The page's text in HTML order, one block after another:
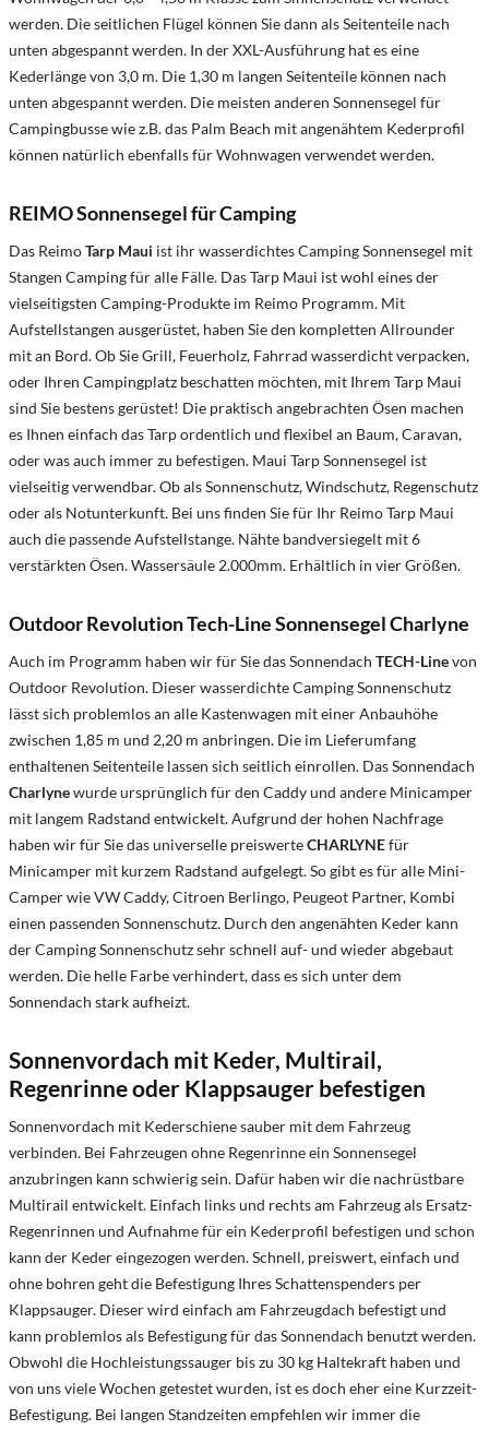
werden. Die seitlichen Flügel können Sie dann als Seitenteile nach
unten abgespannt werden. In der XXL-Ausführung hat es eine
Kederlänge von 3,0 m. Die 1,30 m langen Seitenteile können nach
unten abgespannt werden. Die meisten anderen Sonnensegel für
Campingbusse wie z.B. das Palm Beach mit angenähtem Kederprofil
können natürlich ebenfalls für Wohnwagen verwendet werden.
REIMO Sonnensegel für Camping
Das ReimoTarp Maui ist ihr wasserdichtes Camping Sonnensegel mit
Stangen Camping für alle Fälle. Das Tarp Maui ist wohl eines der
vielseitigsten Camping-Produkte im Reimo Programm. Mit
Aufstellstangen ausgerüstet, haben Sie den kompletten Allrounder
mit an Bord. Ob Sie Grill, Feuerholz, Fahrrad wasserdicht verpacken,
oder Ihren Campingplatz beschatten möchten, mit Ihrem Tarp Maui
sind Sie bestens gerüstet! Die praktisch angebrachten Ösen machen
es Ihnen einfach das Tarp ordentlich und flexibel an Baum, Caravan,
oder was auch immer zu befestigen. Maui Tarp Sonnensegel ist
vielseitig verwendbar. Ob als Sonnenschutz, Windschutz, Regenschutz
oder als Notunterkunft. Bei uns finden Sie für Ihr Reimo Tarp Maui
auch die passende Aufstellstange. Nähte bandversiegelt mit 6
verstärkten Ösen. Wassersäule 2.000mm. Erhältlich in vier Größen.
Outdoor Revolution Tech-Line Sonnensegel Charlyne
Auch im Programm haben wir für Sie das Sonnendach TECH-Linevon
Outdoor Revolution. Dieser wasserdichte Camping Sonnenschutz
lässt sich problemlos an alle Kastenwagen mit einer Anbauhöhe
zwischen 1,85 m und 2,20 m anbringen. Die im Lieferumfang
enthaltenen Seitenteile lassen sich seitlich einrollen. Das Sonnendach
Charlynewurde ursprünglich für den Caddy und andere Minicamper
mit langem Radstand entwickelt. Aufgrund der hohen Nachfrage
haben wir für Sie das universelle preiswerteCHARLYNEfür
Minicamper mit kurzem Radstand aufgelegt. So gibt es für alle Mini-
Camper wie VW Caddy, Citroen Berlingo, Peugeot Partner, Kombi
einen passenden Sonnenschutz. Durch den angenähten Keder kann
der Camping Sonnenschutz sehr schnell auf- und wieder abgebaut
werden. Die helle Farbe verhindert, dass es sich unter dem
Sonnendach stark aufheizt.
Sonnenvordach mit Keder, Multirail,
Regenrinne oder Klappsauger befestigen
Sonnenvordach mit Kederschiene sauber mit dem Fahrzeug
verbinden. Bei Fahrzeugen ohne Regenrinne ein Sonnensegel
anzubringen kann schwierig sein. Dafür haben wir die nachrüstbare
Multirail entwickelt. Einfach links und rechts am Fahrzeug als Ersatz-
Regenrinnen und Aufnahme für ein Kederprofil befestigen und schon
kann der Keder eingezogen werden. Schnell, preiswert, einfach und
ohne bohren geht die Befestigung Ihres Schattenspenders per
Klappsauger. Dieser wird einfach am Fahrzeugdach befestigt und
kann problemlos als Befestigung für das Sonnendach benutzt werden.
Obwohl die Hochleistungssauger bis zu 30 kg Haltekraft haben und
von uns viele Wochen getestet wurden, ist es doch eher eine Kurzzeit-
Befestigung. Bei langen Standzeiten empfehlen wir immer die